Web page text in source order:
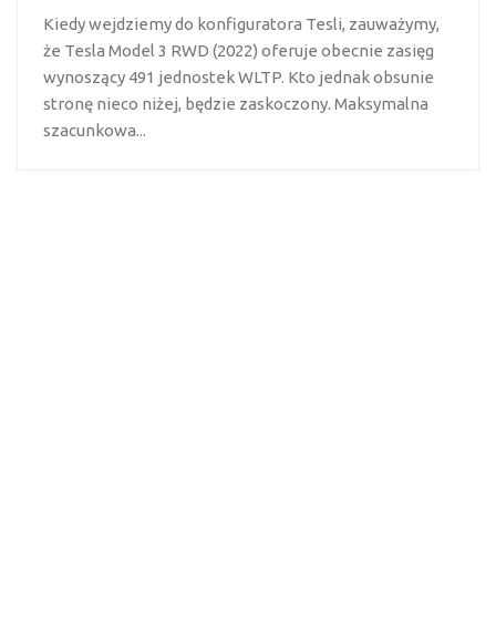
Kiedy wejdziemy do konfiguratora Tesli, zauważymy,
że Tesla Model 3 RWD (2022) oferuje obecnie zasięg
wynoszący 491 jednostek WLTP. Kto jednak obsunie
stronę nieco niżej, będzie zaskoczony. Maksymalna
szacunkowa...